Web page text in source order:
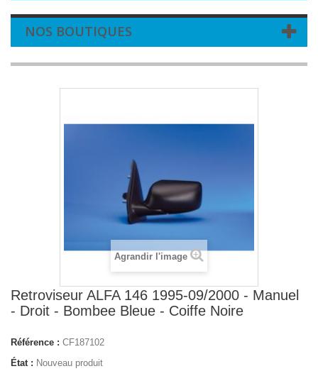
NOS BOUTIQUES
Agrandir l'image
Retroviseur ALFA 146 1995-09/2000 - Manuel
- Droit - Bombee Bleue - Coiffe Noire
Référence : CF187102
État : Nouveau produit